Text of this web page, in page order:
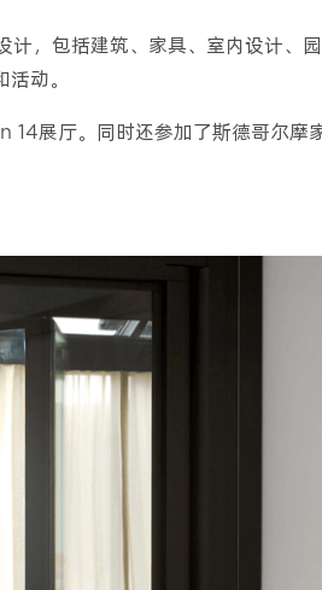
，包括建筑、家具、室内设计、
动。
展厅。同时还参加了斯德哥尔摩